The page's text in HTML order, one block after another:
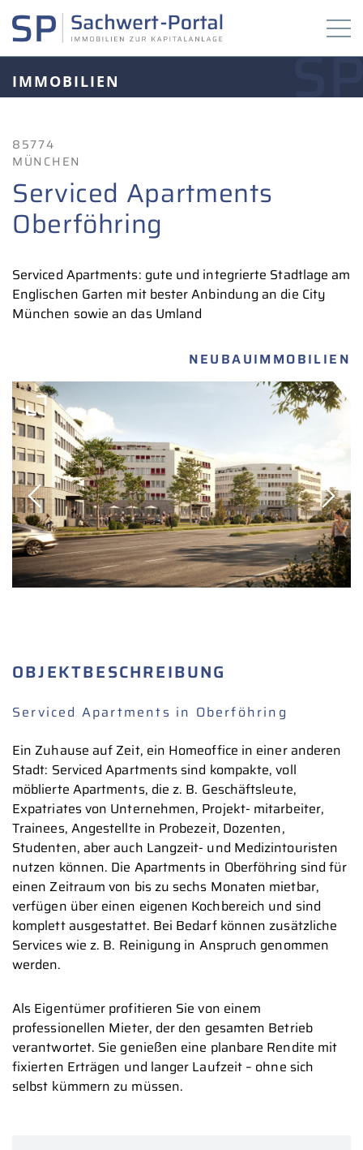
IMMOBILIEN
85774
MÜNCHEN
Serviced Apartments
Oberföhring
Serviced Apartments: gute und integrierte Stadtlage am
Englischen Garten mit bester Anbindung an die City
München sowie an das Umland
NEUBAUIMMOBILIEN
OBJEKTBESCHREIBUNG
Serviced Apartments in Oberföhring
Ein Zuhause auf Zeit, ein Homeoffice in einer anderen
Stadt: Serviced Apartments sind kompakte, voll
möblierte Apartments, die z. B. Geschäftsleute,
Expatriates von Unternehmen, Projekt- mitarbeiter,
Trainees, Angestellte in Probezeit, Dozenten,
Studenten, aber auch Langzeit- und Medizintouristen
nutzen können. Die Apartments in Oberföhring sind für
einen Zeitraum von bis zu sechs Monaten mietbar,
verfügen über einen eigenen Kochbereich und sind
komplett ausgestattet. Bei Bedarf können zusätzliche
Services wie z. B. Reinigung in Anspruch genommen
werden.
Als Eigentümer profitieren Sie von einem
professionellen Mieter, der den gesamten Betrieb
verantwortet. Sie genießen eine planbare Rendite mit
fixierten Erträgen und langer Laufzeit – ohne sich
selbst kümmern zu müssen.